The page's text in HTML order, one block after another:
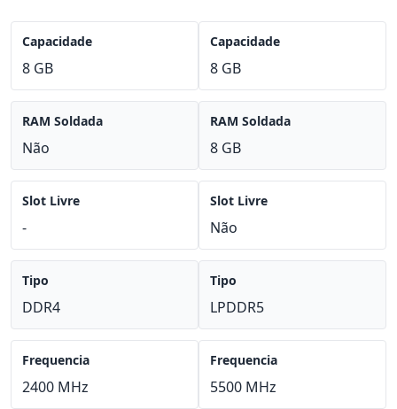
Capacidade
8 GB
RAM Soldada
Não
Slot Livre
-
Tipo
DDR4
Frequencia
2400 MHz
Capacidade
8 GB
RAM Soldada
8 GB
Slot Livre
Não
Tipo
LPDDR5
Frequencia
5500 MHz